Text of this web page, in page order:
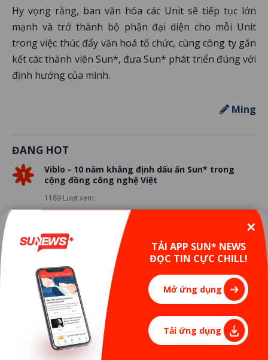
Hy vọng rằng, ban văn hóa các Unit sẽ tiếp tục lớn
mạnh và trở thành bộ phận đại diện cho mỗi Unit
trong việc thúc đẩy văn hoá tổ chức, cùng công ty gắn
kết các thành viên Sun*, đưa Sun* phát triển đúng với
định hướng của mình.
Ming
ĐANG HOT
1
Viblo - 10 năm khẳng định dấu ấn Sun* trong
cộng đồng công nghệ Việt
1189 Lượt xem
Nóng: Chính thức ra mắt Learning Path - Lộ trình
học tập cá nhân hóa, chìa khóa phát triển sự
nghiệp của bạn tại Sun*
1053 Lượt xem
Tâm thế của các tân chủ nhân giải thưởng SAA
2024 trước thềm năm mới
594 Lượt xem
Chứng nhận ISO/IEC 27001:2022: Bước tiến vững
✕
TẢI APP SUN* NEWS
ĐỌC TIN CỰC CHILL!
Mở ứng dụng
Tải ứng dụng